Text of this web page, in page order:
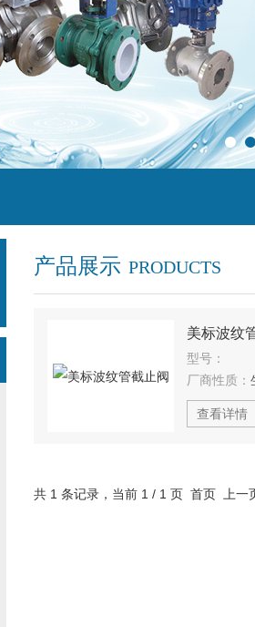
产品展示 PRODUCTS
美标波纹
型号：
厂商性质：
查看详情
共 1 条记录，当前 1 / 1 页 首页 上